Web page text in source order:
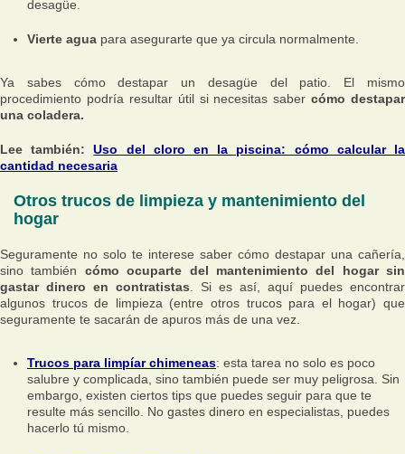
desagüe.
Vierte agua para asegurarte que ya circula normalmente.
Ya sabes cómo destapar un desagüe del patio. El mismo
procedimiento podría resultar útil si necesitas sabercómo destapar
una coladera.
Lee también:Uso del cloro en la piscina: cómo calcular la
cantidad necesaria
Otros trucos de limpieza y mantenimiento del
hogar
Seguramente no solo te interese saber cómo destapar una cañería,
sino también cómo ocuparte del mantenimiento del hogar sin
gastar dinero en contratistas. Si es así, aquí puedes encontrar
algunos trucos de limpieza (entre otros trucos para el hogar) que
seguramente te sacarán de apuros más de una vez.
Trucos para limpíar chimeneas: esta tarea no solo es poco
salubre y complicada, sino también puede ser muy peligrosa. Sin
embargo, existen ciertos tips que puedes seguir para que te
resulte más sencillo. No gastes dinero en especialistas, puedes
hacerlo tú mismo.